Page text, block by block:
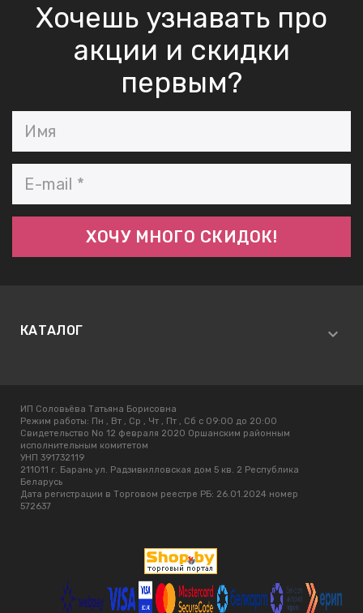
Хочешь узнавать про
акции и скидки
первым?
КАТАЛОГ
ИП Соловьёва Татьяна Борисовна
Режим работы: Пн , Вт , Ср , Чт , Пт , Сб c 09:00 до 20:00
Свидетельство No 12 февраля 2020 Оршанским районным
исполнительным комитетом
УНП 391732119
211011 г. Барань ул. Радзивилловская дом 5 кв. 2 Республика
Беларусь
Дата регистрации в Торговом реестре РБ: 26.01.2024 номер
572637